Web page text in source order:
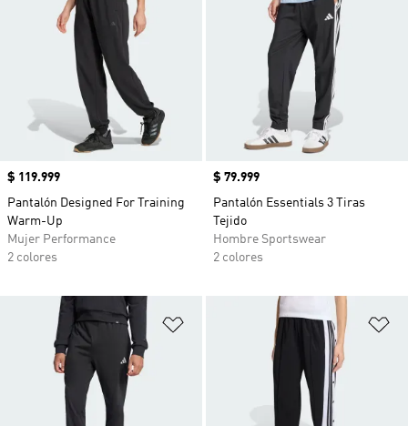
Precio
$ 119.999
Pantalón Designed For Training
Warm-Up
Mujer Performance
2 colores
Precio
$ 79.999
Pantalón Essentials 3 Tiras
Tejido
Hombre Sportswear
2 colores
Añadir a la lista de deseos